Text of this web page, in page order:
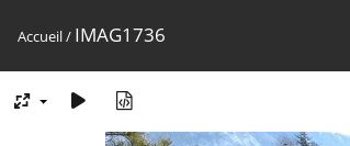
Accueil/ IMAG1736